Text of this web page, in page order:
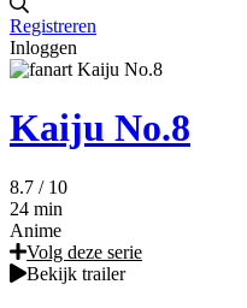
Registreren
Inloggen
Kaiju No.8
8.7 / 10
24 min
Anime
Volg deze serie
Bekijk trailer